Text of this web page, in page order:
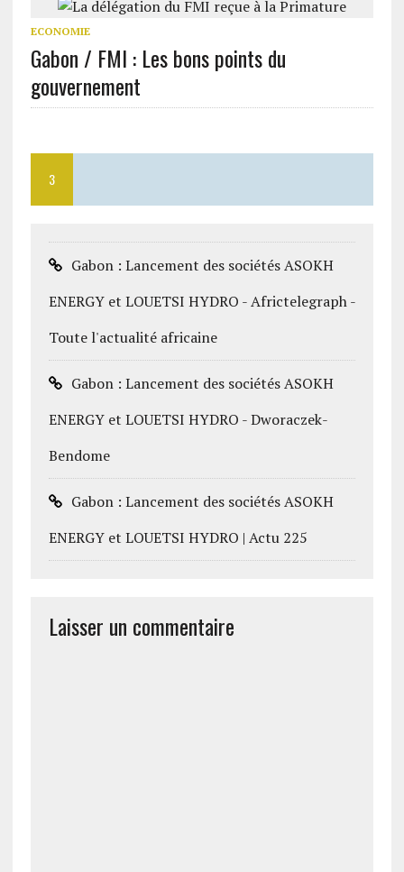
ECONOMIE
Gabon / FMI : Les bons points du
gouvernement
3
Gabon : Lancement des sociétés ASOKH
ENERGY et LOUETSI HYDRO - Africtelegraph -
Toute l'actualité africaine
Gabon : Lancement des sociétés ASOKH
ENERGY et LOUETSI HYDRO - Dworaczek-
Bendome
Gabon : Lancement des sociétés ASOKH
ENERGY et LOUETSI HYDRO | Actu 225
Laisser un commentaire